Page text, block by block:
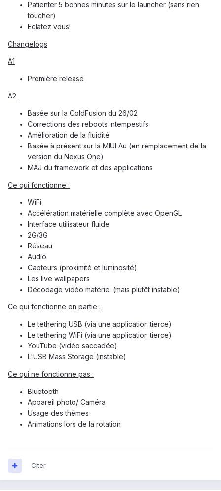
Patienter 5 bonnes minutes sur le launcher (sans rien
toucher)
Eclatez vous!
Changelogs
A1
Première release
A2
Basée sur la ColdFusion du 26/02
Corrections des reboots intempestifs
Amélioration de la fluidité
Basée à présent sur la MIUI Au (en remplacement de la
version du Nexus One)
MAJ du framework et des applications
Ce qui fonctionne :
WiFi
Accélération matérielle complète avec OpenGL
Interface utilisateur fluide
2G/3G
Réseau
Audio
Capteurs (proximité et luminosité)
Les live wallpapers
Décodage vidéo matériel (mais plutôt instable)
Ce qui fonctionne en partie :
Le tethering USB (via une application tierce)
Le tethering WiFi (via une application tierce)
YouTube (vidéo saccadée)
L'USB Mass Storage (instable)
Ce qui ne fonctionne pas :
Bluetooth
Appareil photo/ Caméra
Usage des thèmes
Animations lors de la rotation
Citer